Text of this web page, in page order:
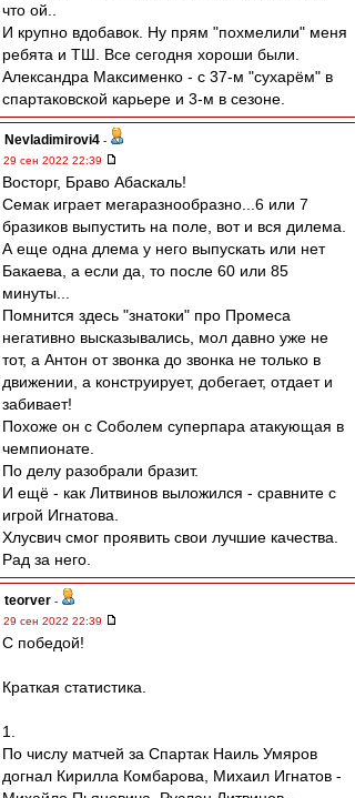
что ой..
И крупно вдобавок. Ну прям "похмелили" меня
ребята и ТШ. Все сегодня хороши были.
Александра Максименко - с 37-м "сухарём" в
спартаковской карьере и 3-м в сезоне.
Nevladimirovi4 -
29 сен 2022 22:39
Восторг, Браво Абаскаль!
Семак играет мегаразнообразно...6 или 7
бразиков выпустить на поле, вот и вся дилема.
А еще одна длема у него выпускать или нет
Бакаева, а если да, то после 60 или 85
минуты...
Помнится здесь "знатоки" про Промеса
негативно высказывались, мол давно уже не
тот, а Антон от звонка до звонка не только в
движении, а конструирует, добегает, отдает и
забивает!
Похоже он с Соболем суперпара атакующая в
чемпионате.
По делу разобрали бразит.
И ещё - как Литвинов выложился - сравните с
игрой Игнатова.
Хлусвич смог проявить свои лучшие качества.
Рад за него.
teorver -
29 сен 2022 22:39
С победой!
Краткая статистика.
1.
По числу матчей за Спартак Наиль Умяров
догнал Кирилла Комбарова, Михаил Игнатов -